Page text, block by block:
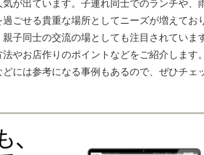
が出ています。子連れ同士でのランチや、
ごせる貴重な場所としてニーズが増えてお
子同士の交流の場としても注目されていま
やお店作りのポイントなどをご紹介します
には参考になる事例もあるので、ぜひチェ